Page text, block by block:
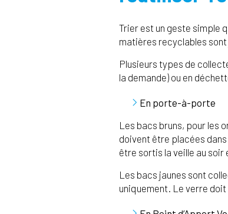
Trier est un geste simple
matières recyclables
Plusieurs types de
la demande) ou en
En porte-à-porte
Les bacs bruns, pour les
doivent être placées
être sortis la veille au
Les bacs jaunes sont
uniquement. Le verre